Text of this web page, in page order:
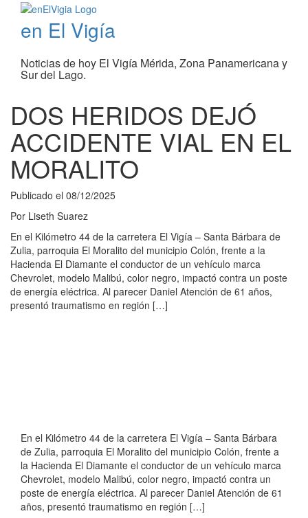
en El Vigía
Noticias de hoy El Vigía Mérida, Zona Panamericana y
Sur del Lago.
DOS HERIDOS DEJÓ
ACCIDENTE VIAL EN EL
MORALITO
Publicado el 08/12/2025
Por Liseth Suarez
En el Kilómetro 44 de la carretera El Vigía – Santa Bárbara de
Zulia, parroquia El Moralito del municipio Colón, frente a la
Hacienda El Diamante el conductor de un vehículo marca
Chevrolet, modelo Malibú, color negro, impactó contra un poste
de energía eléctrica. Al parecer Daniel Atención de 61 años,
presentó traumatismo en región […]
En el Kilómetro 44 de la carretera El Vigía – Santa Bárbara
de Zulia, parroquia El Moralito del municipio Colón, frente a
la Hacienda El Diamante el conductor de un vehículo marca
Chevrolet, modelo Malibú, color negro, impactó contra un
poste de energía eléctrica. Al parecer Daniel Atención de 61
años, presentó traumatismo en región […]